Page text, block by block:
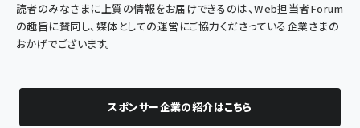
読者のみなさまに上質の情報をお届けできるのは、Web担当者Forum
の趣旨に賛同し、媒体としての運営にご協力くださっている企業さまの
おかげでございます。
スポンサー企業の紹介はこちら